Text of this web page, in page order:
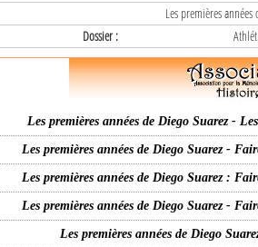
Les premières
Dossier :
Les premières années de Diego Suarez -
Les premières années de Diego Suarez -
Les premières années de Diego Suarez :
Les premières années de Diego Suarez -
Les premières années de Diego